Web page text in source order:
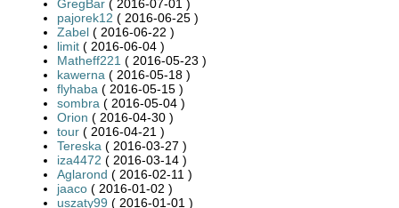
GregBar ( 2016-07-01 )
pajorek12 ( 2016-06-25 )
Zabel ( 2016-06-22 )
limit ( 2016-06-04 )
Matheff221 ( 2016-05-23 )
kawerna ( 2016-05-18 )
flyhaba ( 2016-05-15 )
sombra ( 2016-05-04 )
Orion ( 2016-04-30 )
tour ( 2016-04-21 )
Tereska ( 2016-03-27 )
iza4472 ( 2016-03-14 )
Aglarond ( 2016-02-11 )
jaaco ( 2016-01-02 )
uszaty99 ( 2016-01-01 )